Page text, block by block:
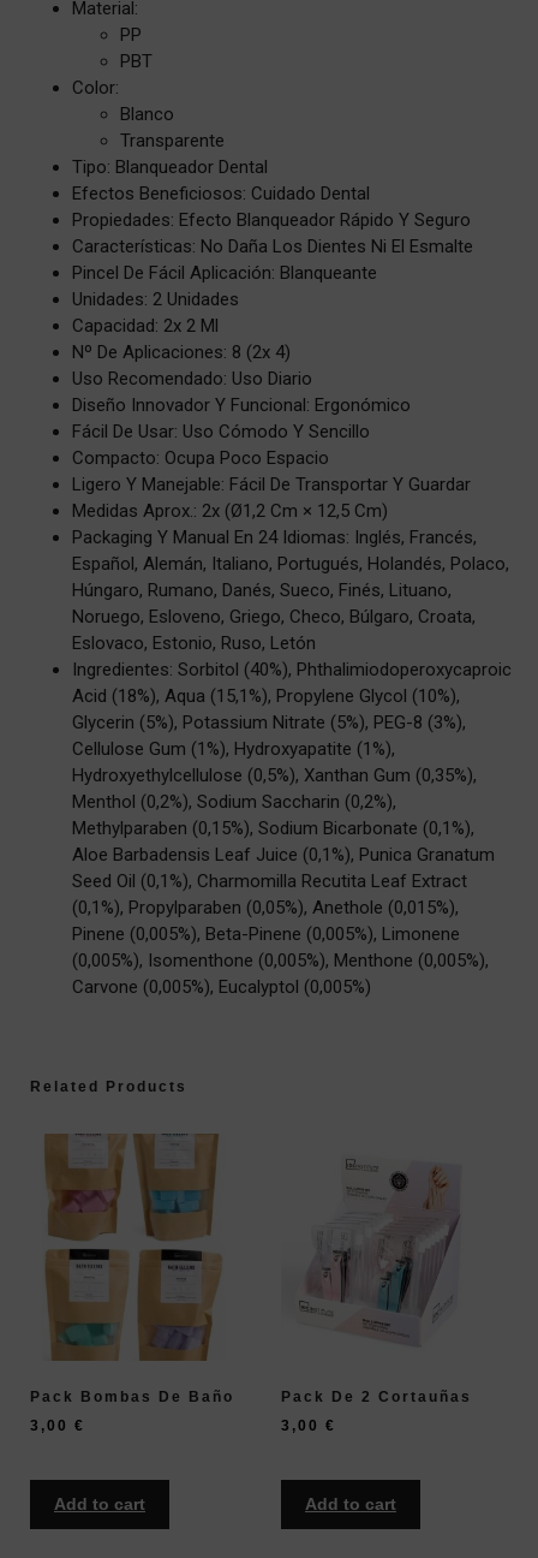
Material:
PP
PBT
Color:
Blanco
Transparente
Tipo: Blanqueador Dental
Efectos Beneficiosos: Cuidado Dental
Propiedades: Efecto Blanqueador Rápido Y Seguro
Características: No Daña Los Dientes Ni El Esmalte
Pincel De Fácil Aplicación: Blanqueante
Unidades: 2 Unidades
Capacidad: 2x 2 Ml
Nº De Aplicaciones: 8 (2x 4)
Uso Recomendado: Uso Diario
Diseño Innovador Y Funcional: Ergonómico
Fácil De Usar: Uso Cómodo Y Sencillo
Compacto: Ocupa Poco Espacio
Ligero Y Manejable: Fácil De Transportar Y Guardar
Medidas Aprox.: 2x (Ø1,2 Cm × 12,5 Cm)
Packaging Y Manual En 24 Idiomas: Inglés, Francés,
Español, Alemán, Italiano, Portugués, Holandés, Polaco,
Húngaro, Rumano, Danés, Sueco, Finés, Lituano,
Noruego, Esloveno, Griego, Checo, Búlgaro, Croata,
Eslovaco, Estonio, Ruso, Letón
Ingredientes: Sorbitol (40%), Phthalimiodoperoxycaproic
Acid (18%), Aqua (15,1%), Propylene Glycol (10%),
Glycerin (5%), Potassium Nitrate (5%), PEG-8 (3%),
Cellulose Gum (1%), Hydroxyapatite (1%),
Hydroxyethylcellulose (0,5%), Xanthan Gum (0,35%),
Menthol (0,2%), Sodium Saccharin (0,2%),
Methylparaben (0,15%), Sodium Bicarbonate (0,1%),
Aloe Barbadensis Leaf Juice (0,1%), Punica Granatum
Seed Oil (0,1%), Charmomilla Recutita Leaf Extract
(0,1%), Propylparaben (0,05%), Anethole (0,015%),
Pinene (0,005%), Beta-Pinene (0,005%), Limonene
(0,005%), Isomenthone (0,005%), Menthone (0,005%),
Carvone (0,005%), Eucalyptol (0,005%)
Related Products
Pack Bombas De Baño
3,00 €
Add to cart
Pack De 2 Cortauñas
3,00 €
Add to cart